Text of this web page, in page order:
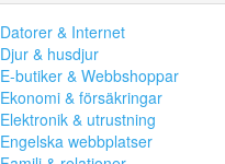
Datorer & Internet
Djur & husdjur
E-butiker & Webbshoppar
Ekonomi & försäkringar
Elektronik & utrustning
Engelska webbplatser